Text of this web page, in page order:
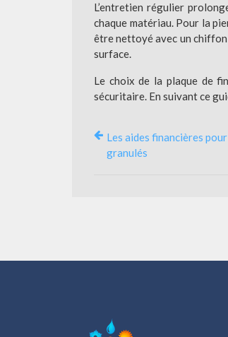
L’entretien régulier
chaque matériau. Pour la
être nettoyé avec un
surface.
Le choix de la plaque de
sécuritaire. En suivant ce
Les aides financières
granulés